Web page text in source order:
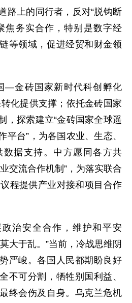
路上的同行者，反对“脱钩断
焦务实合作，特别是数字经
等领域，促进经贸和财金领
—金砖国家新时代科创孵化
化提供支撑；依托金砖国家
，探索建立“金砖国家全球遥
平台”，为各国农业、生态、
据支持。中方愿同各方共
交流合作机制”，为落实联合
程提供产业对接和项目合作
治安全合作，维护和平安
大于乱。”当前，冷战思维阴
严峻。各国人民都期盼良好
不可分割，牺牲别国利益、
终会伤及自身。乌克兰危机